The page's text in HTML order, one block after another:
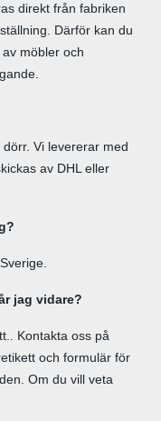
direkt från fabriken
Därför kan du
möbler och
Vi levererar med
av DHL eller
jag vidare?
Kontakta oss på
och formulär för
Om du vill veta